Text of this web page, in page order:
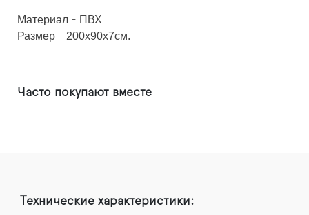
Материал - ПВХ
Размер - 200х90х7см.
Часто покупают вместе
Технические характеристики: